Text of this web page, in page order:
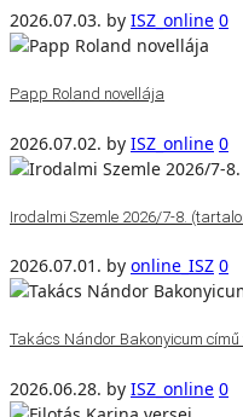
2026.07.03. by ISZ_online 0
Papp Roland novellája
2026.07.02. by ISZ_online 0
Irodalmi Szemle 2026/7-8.
2026.07.01. by online_ISZ 0
Takács Nándor Bakonyicum című
2026.06.28. by ISZ_online 0